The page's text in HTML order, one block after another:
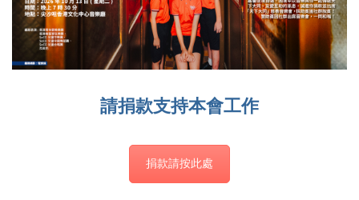
請捐款支持本會工作
捐款請按此處